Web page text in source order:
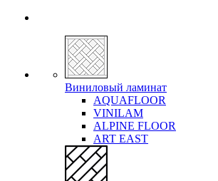
Виниловый ламинат
AQUAFLOOR
VINILAM
ALPINE FLOOR
ART EAST